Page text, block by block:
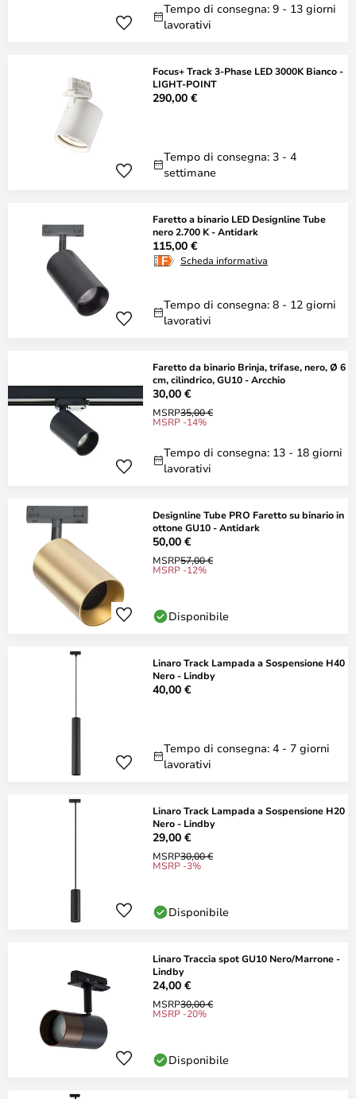
Tempo di consegna: 9 - 13 giorni
lavorativi
Focus+ Track 3-Phase LED 3000K Bianco -
LIGHT-POINT
290,00 €
Tempo di consegna: 3 - 4
settimane
Faretto a binario LED Designline Tube
nero 2.700 K - Antidark
115,00 €
Scheda informativa
Tempo di consegna: 8 - 12 giorni
lavorativi
Faretto da binario Brinja, trifase, nero, Ø 6
cm, cilindrico, GU10 - Arcchio
30,00 €
MSRP35,00 €
MSRP -14%
Tempo di consegna: 13 - 18 giorni
lavorativi
Designline Tube PRO Faretto su binario in
ottone GU10 - Antidark
50,00 €
MSRP57,00 €
MSRP -12%
Disponibile
Linaro Track Lampada a Sospensione H40
Nero - Lindby
40,00 €
Tempo di consegna: 4 - 7 giorni
lavorativi
Linaro Track Lampada a Sospensione H20
Nero - Lindby
29,00 €
MSRP30,00 €
MSRP -3%
Disponibile
Linaro Traccia spot GU10 Nero/Marrone -
Lindby
24,00 €
MSRP30,00 €
MSRP -20%
Disponibile